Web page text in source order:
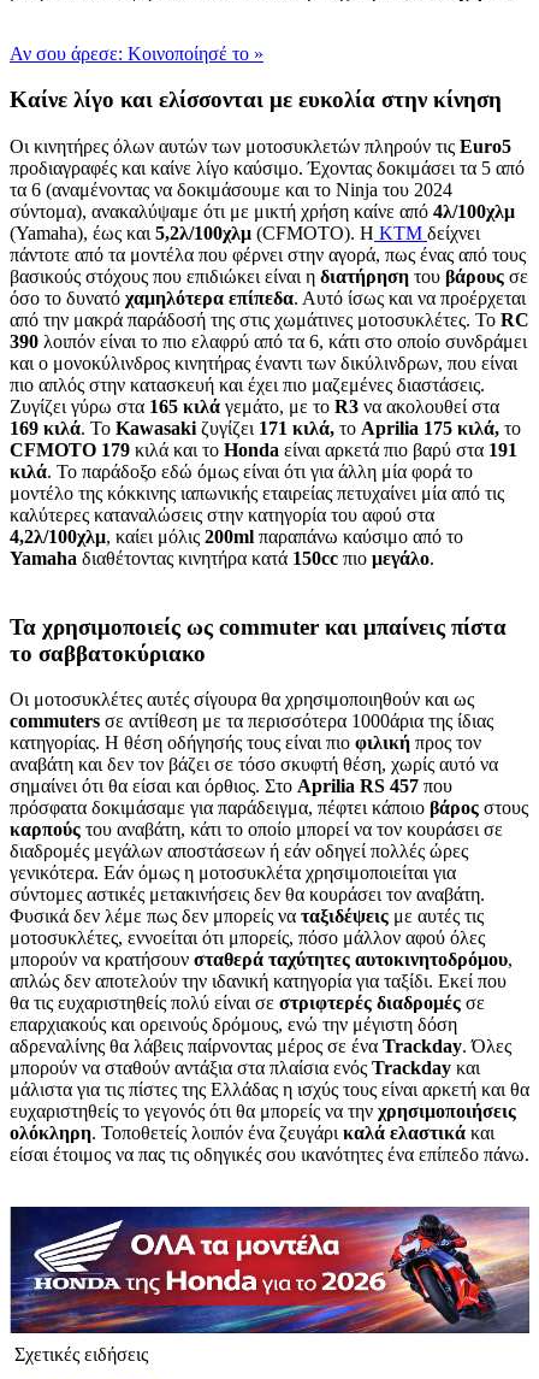
Αν σου άρεσε: Κοινοποίησέ το »
Καίνε λίγο και ελίσσονται με ευκολία στην κίνηση
Οι κινητήρες όλων αυτών των μοτοσυκλετών πληρούν τις Euro5
προδιαγραφές και καίνε λίγο καύσιμο. Έχοντας δοκιμάσει τα 5 από
τα 6 (αναμένοντας να δοκιμάσουμε και το Ninja του 2024
σύντομα), ανακαλύψαμε ότι με μικτή χρήση καίνε από 4λ/100χλμ
(Yamaha), έως και 5,2λ/100χλμ (CFMOTO). Η KTM δείχνει
πάντοτε από τα μοντέλα που φέρνει στην αγορά, πως ένας από τους
βασικούς στόχους που επιδιώκει είναι η διατήρηση του βάρους σε
όσο το δυνατό χαμηλότερα επίπεδα. Αυτό ίσως και να προέρχεται
από την μακρά παράδοσή της στις χωμάτινες μοτοσυκλέτες. Το RC
390 λοιπόν είναι το πιο ελαφρύ από τα 6, κάτι στο οποίο συνδράμει
και ο μονοκύλινδρος κινητήρας έναντι των δικύλινδρων, που είναι
πιο απλός στην κατασκευή και έχει πιο μαζεμένες διαστάσεις.
Ζυγίζει γύρω στα 165 κιλά γεμάτο, με το R3 να ακολουθεί στα
169 κιλά. Το Kawasaki ζυγίζει 171 κιλά, το Aprilia 175 κιλά, το
CFMOTO 179 κιλά και το Honda είναι αρκετά πιο βαρύ στα 191
κιλά. Το παράδοξο εδώ όμως είναι ότι για άλλη μία φορά το
μοντέλο της κόκκινης ιαπωνικής εταιρείας πετυχαίνει μία από τις
καλύτερες καταναλώσεις στην κατηγορία του αφού στα
4,2λ/100χλμ, καίει μόλις 200ml παραπάνω καύσιμο από το
Yamaha διαθέτοντας κινητήρα κατά 150cc πιο μεγάλο.
Τα χρησιμοποιείς ως commuter και μπαίνεις πίστα
το σαββατοκύριακο
Οι μοτοσυκλέτες αυτές σίγουρα θα χρησιμοποιηθούν και ως
commuters σε αντίθεση με τα περισσότερα 1000άρια της ίδιας
κατηγορίας. Η θέση οδήγησής τους είναι πιο φιλική προς τον
αναβάτη και δεν τον βάζει σε τόσο σκυφτή θέση, χωρίς αυτό να
σημαίνει ότι θα είσαι και όρθιος. Στο Aprilia RS 457 που
πρόσφατα δοκιμάσαμε για παράδειγμα, πέφτει κάποιο βάρος στους
καρπούς του αναβάτη, κάτι το οποίο μπορεί να τον κουράσει σε
διαδρομές μεγάλων αποστάσεων ή εάν οδηγεί πολλές ώρες
γενικότερα. Εάν όμως η μοτοσυκλέτα χρησιμοποιείται για
σύντομες αστικές μετακινήσεις δεν θα κουράσει τον αναβάτη.
Φυσικά δεν λέμε πως δεν μπορείς να ταξιδέψεις με αυτές τις
μοτοσυκλέτες, εννοείται ότι μπορείς, πόσο μάλλον αφού όλες
μπορούν να κρατήσουν σταθερά ταχύτητες αυτοκινητοδρόμου,
απλώς δεν αποτελούν την ιδανική κατηγορία για ταξίδι. Εκεί που
θα τις ευχαριστηθείς πολύ είναι σε στριφτερές διαδρομές σε
επαρχιακούς και ορεινούς δρόμους, ενώ την μέγιστη δόση
αδρεναλίνης θα λάβεις παίρνοντας μέρος σε ένα Trackday. Όλες
μπορούν να σταθούν αντάξια στα πλαίσια ενός Trackday και
μάλιστα για τις πίστες της Ελλάδας η ισχύς τους είναι αρκετή και θα
ευχαριστηθείς το γεγονός ότι θα μπορείς να την χρησιμοποιήσεις
ολόκληρη. Τοποθετείς λοιπόν ένα ζευγάρικαλά ελαστικά και
είσαι έτοιμος να πας τις οδηγικές σου ικανότητες ένα επίπεδο πάνω.
Σχετικές ειδήσεις